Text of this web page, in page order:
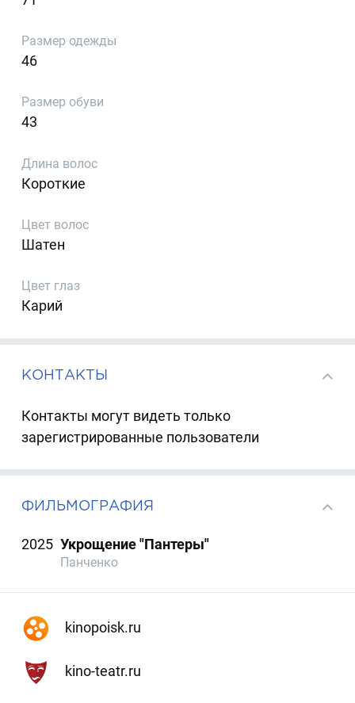
Размер одежды
46
Размер обуви
43
Длина волос
Короткие
Цвет волос
Шатен
Цвет глаз
Карий
КОНТАКТЫ
Контакты могут видеть только
зарегистрированные пользователи
ФИЛЬМОГРАФИЯ
2025 Укрощение "Пантеры"
Панченко
kinopoisk.ru
kino-teatr.ru